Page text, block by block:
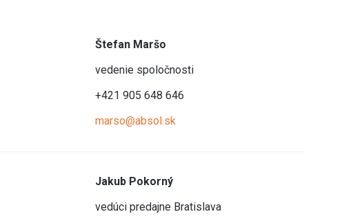
Štefan Maršo
vedenie spoločnosti
+421 905 648 646
marso@absol.sk
Jakub Pokorný
vedúci predajne Bratislava